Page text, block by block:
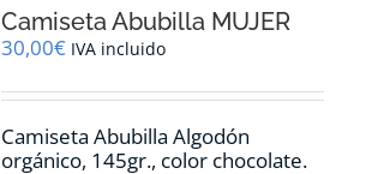
Camiseta Abubilla MUJER
30,00€ IVA incluido
Camiseta Abubilla Algodón
orgánico, 145gr., color chocolate.